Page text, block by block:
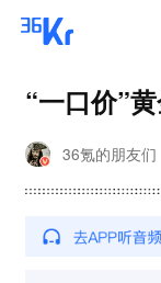
“一口价”
36氪的朋友们